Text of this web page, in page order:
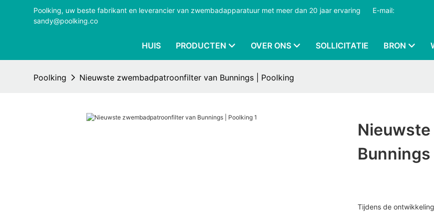
Poolking, uw beste fabrikant en leverancier van zwembadapparatuur met meer dan 20 jaar ervaring
E-mail:
sandy@poolking.co
HUIS PRODUCTEN OVER ONS SOLLICITATIE BRON
Poolking Nieuwste zwembadpatroonfilter van Bunnings | Poolking
Tijdens de